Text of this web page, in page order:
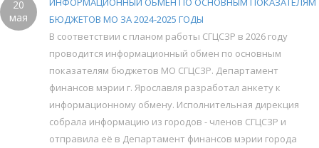
20
мая
БЮДЖЕТОВ МО ЗА 2024-2025 ГОДЫ
В соответствии с планом работы СГЦСЗР в 2026 году
проводится информационный обмен по основным
показателям бюджетов МО СГЦСЗР. Департамент
финансов мэрии г. Ярославля разработал анкету к
информационному обмену. Исполнительная дирекция
собрала информацию из городов - членов СГЦСЗР и
отправила её в Департамент финансов мэрии города